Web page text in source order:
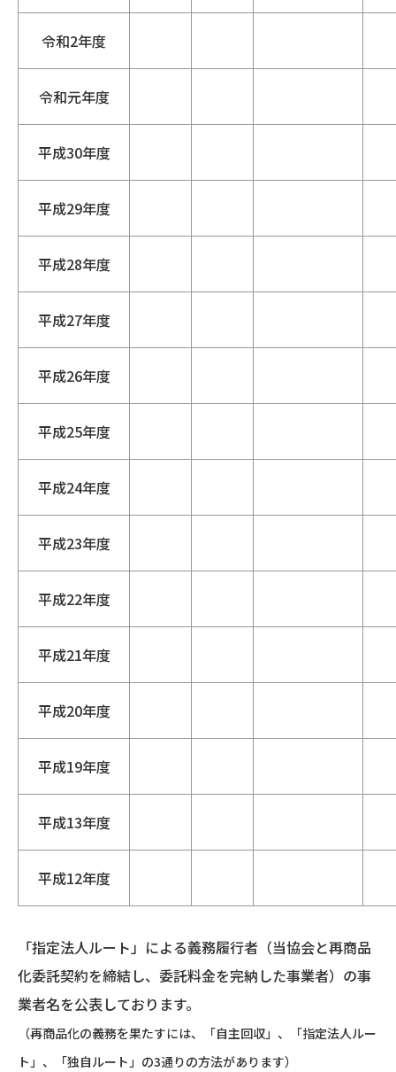
令和2年度
令和元年度
平成30年度
平成29年度
平成28年度
平成27年度
平成26年度
平成25年度
平成24年度
平成23年度
平成22年度
平成21年度
平成20年度
平成19年度
平成13年度
平成12年度
「指定法人ルート」による義務履行者（当協会と再商品
化委託契約を締結し、委託料金を完納した事業者）の事
業者名を公表しております。
（再商品化の義務を果たすには、「自主回収」、「指定法人ルー
ト」、「独自ルート」の3通りの方法があります）